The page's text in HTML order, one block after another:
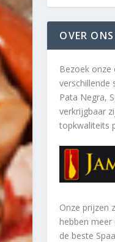
OVER ONS
Bezoek onze
verschillende
Pata Negra,
verkrijgbaar
topkwaliteits
Onze prijzen
hebben
de beste